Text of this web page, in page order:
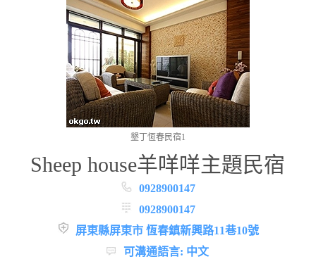
墾丁恆春民宿1
Sheep house羊咩咩主題民宿
0928900147
0928900147
屏東縣屏東市 恆春鎮新興路11巷10號
可溝通語言: 中文